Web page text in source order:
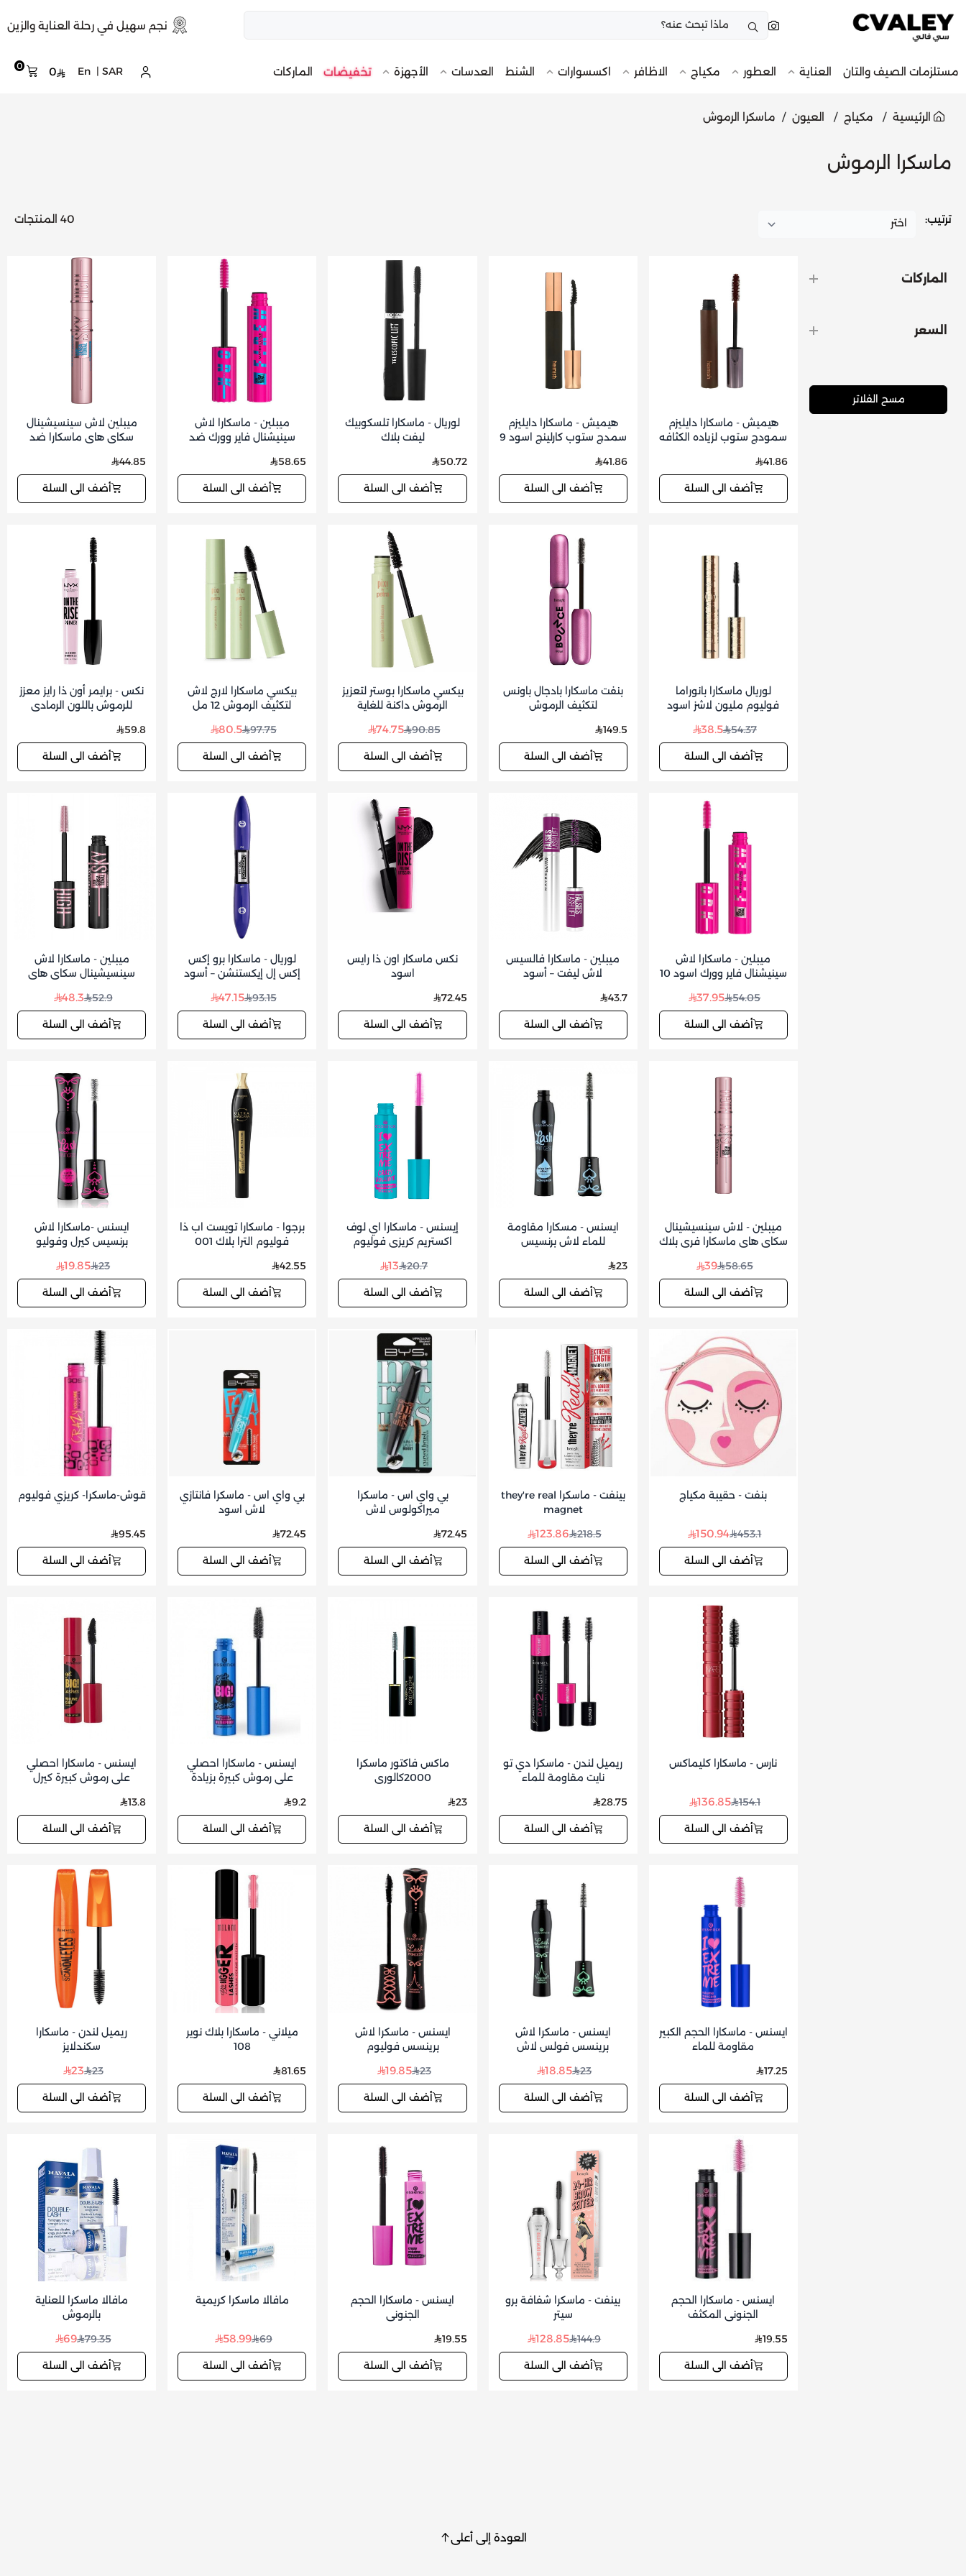
نجم سهيل في رحلة العناية والزين
مستلزمات الصيف والتان العناية العطور مكياج الاظافر اكسسوارات الشنط العدسات الأجهزة تخفيضات الماركات 0 0 En SAR
الرئيسية مكياج العيون ماسكرا الرموش
ماسكرا الرموش
ترتيب: 40 المنتجات
الماركات
السعر
مسح الفلاتر
هيميش - ماسكارا دايليزم
سمودج ستوب لزياده الكثافه
41.86
أضف الى السلة
هيميش - ماسكارا دايليزم
سمدج ستوب كارلينج اسود 9
41.86
أضف الى السلة
لوريال - ماسكارا تلسكوبيك
ليفت بلاك
50.72
أضف الى السلة
ميبلين - ماسكارا لاش
سينيشنال فاير وورك ضد
58.65
أضف الى السلة
ميبلين لاش سينسيشينال
سكاي هاي ماسكارا ضد
44.85
أضف الى السلة
لوريال ماسكارا بانوراما
فوليوم مليون لاشز اسود
54.37
38.5
أضف الى السلة
بنفت ماسكارا بادجال باونس
لتكثيف الرموش
149.5
أضف الى السلة
بيكسي ماسكارا بوستر لتعزيز
الرموش داكنة للغاية
90.85
74.75
أضف الى السلة
بيكسي ماسكارا لارج لاش
لتكثيف الرموش 12 مل
97.75
80.5
أضف الى السلة
نكس - برايمر أون ذا رايز معزز
للرموش باللون الرمادي
59.8
أضف الى السلة
ميبلين - ماسكارا لاش
سينيشنال فاير وورك اسود 10
54.05
37.95
أضف الى السلة
ميبلين - ماسكارا فالسيس
لاش ليفت – أسود
43.7
أضف الى السلة
نكس ماسكار اون ذا رايس
اسود
72.45
أضف الى السلة
لوريال - ماسكارا برو إكس
إكس إل إيكستنشن – أسود
93.15
47.15
أضف الى السلة
ميبلين - ماسكارا لاش
سينسيشينال سكاي هاي
52.9
48.3
أضف الى السلة
ميبلين - لاش سينسيشينال
سكاي هاي ماسكارا فري بلاك
58.65
39
أضف الى السلة
ايسنس - مسكارا مقاومة
للماء لاش برنسيس
23
أضف الى السلة
إيسنس - ماسكارا اي لوف
اكستريم كريزي فوليوم
20.7
13
أضف الى السلة
برجوا - ماسكارا تويست اب ذا
فوليوم الترا بلاك 001
42.55
أضف الى السلة
ايسنس -ماسكارا لاش
برنسيس كيرل وفوليو
23
19.85
أضف الى السلة
بنفت - حقيبة مكياج
453.1
150.94
أضف الى السلة
بينفت - ماسكرا they're real
magnet
218.5
123.86
أضف الى السلة
بي واي اس - ماسكرا
ميراكولوس لاش
72.45
أضف الى السلة
بي واي اس - ماسكرا فانتازي
لاش اسود
72.45
أضف الى السلة
قوش-ماسكرا- كريزي فوليوم
95.45
أضف الى السلة
نارس - ماسكارا كليماكس
154.1
136.85
أضف الى السلة
ريميل لندن - ماسكرا دي تو
نايت مقاومة للماء
28.75
أضف الى السلة
ماكس فاكتور ماسكرا
2000كالوري
23
أضف الى السلة
ايسنس - ماسكارا احصلي
على رموش كبيرة بزيادة
9.2
أضف الى السلة
ايسنس - ماسكارا احصلي
على رموش كبيرة كيرل
13.8
أضف الى السلة
ايسنس - ماسكارا الحجم الكبير
مقاومة للماء
17.25
أضف الى السلة
ايسنس - ماسكرا لاش
برينسس فولس لاش
23
18.85
أضف الى السلة
ايسنس - ماسكرا لاش
برينسس فوليوم
23
19.85
أضف الى السلة
ميلاني - ماسكارا بلاك نوير
108
81.65
أضف الى السلة
ريميل لندن - ماسكارا
سكندلايز
23
23
أضف الى السلة
ايسنس - ماسكارا الحجم
الجنوني المكثف
19.55
أضف الى السلة
بينفت - ماسكرا شفافة برو
سيتر
144.9
128.85
أضف الى السلة
ايسنس - ماسكارا الحجم
الجنوني
19.55
أضف الى السلة
مافالا ماسكرا كريمية
69
58.99
أضف الى السلة
مافالا ماسكرا للعناية
بالرموش
79.35
69
أضف الى السلة
العودة إلى أعلى